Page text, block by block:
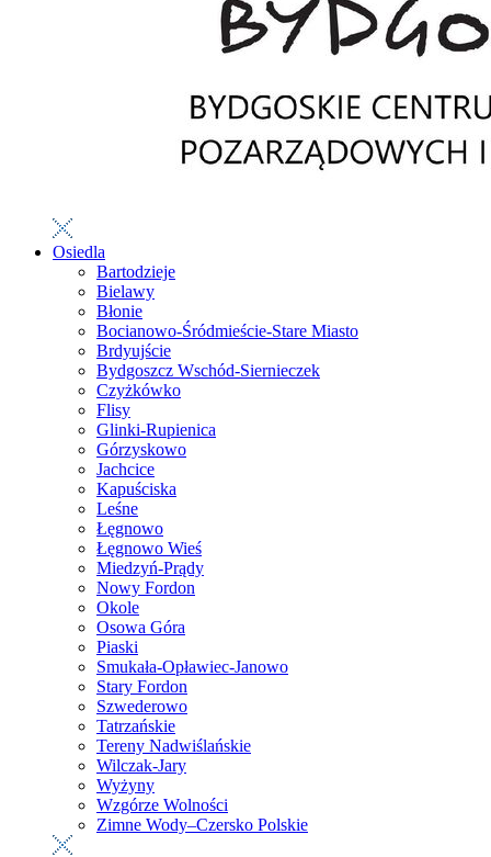
Osiedla
Bartodzieje
Bielawy
Błonie
Bocianowo-Śródmieście-Stare Miasto
Brdyujście
Bydgoszcz Wschód-Siernieczek
Czyżkówko
Flisy
Glinki-Rupienica
Górzyskowo
Jachcice
Kapuściska
Leśne
Łęgnowo
Łęgnowo Wieś
Miedzyń-Prądy
Nowy Fordon
Okole
Osowa Góra
Piaski
Smukała-Opławiec-Janowo
Stary Fordon
Szwederowo
Tatrzańskie
Tereny Nadwiślańskie
Wilczak-Jary
Wyżyny
Wzgórze Wolności
Zimne Wody–Czersko Polskie